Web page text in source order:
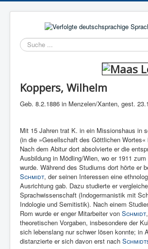
Koppers, Wilhelm
Geb. 8.2.1886 in Menzelen/Xanten, gest.
Mit 15 Jahren trat K. in ein Missionshaus in
(in die »Gesellschaft des Göttlichen Wortes«
Nach dem Abitur dort absolvierte er die
Ausbildung in Mödling/Wien, wo er 1911
wurde. Während des Studiums dort hörte er
Schmidt, der seinen Interessen eine
Ausrichtung gab. Dazu studierte er
Sprachwissenschaft (Indogermanistik mit
Indologie und Semitistik). Nach einem
Rom wurde er enger Mitarbeiter von Schmidt
theoretischen Vorgaben, insbesondere der
sich lebenslang nur schwer lösen konnte; in
distanzierte er sich davon erst nach Schmidt